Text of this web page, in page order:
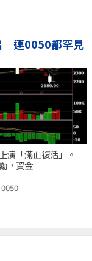
連0050都罕見
演「滿血復活」。
，資金
0050